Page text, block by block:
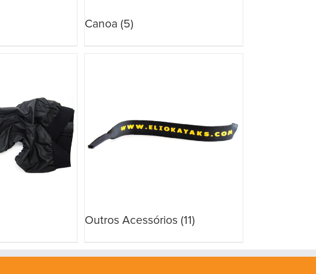
Canoa(5)
Outros Acessórios(11)